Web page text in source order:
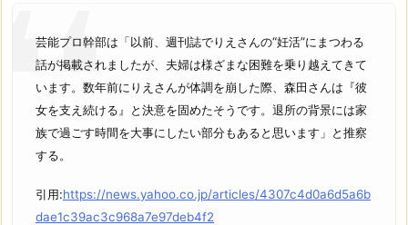
芸能プロ幹部は「以前、週刊誌でりえさんの“妊活”にまつわる
話が掲載されましたが、夫婦は様ざまな困難を乗り越えてきて
います。数年前にりえさんが体調を崩した際、森田さんは『彼
女を支え続ける』と決意を固めたそうです。退所の背景には家
族で過ごす時間を大事にしたい部分もあると思います」と推察
する。
引用:https://news.yahoo.co.jp/articles/4307c4d0a6d5a6b
dae1c39ac3c968a7e97deb4f2